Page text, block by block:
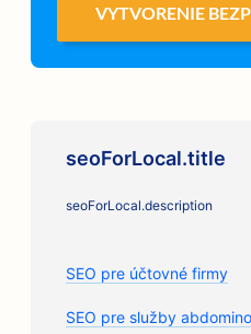
VYTVORENIE
seoForLocal.title
seoForLocal.description
SEO pre účtovné firmy
SEO pre služby